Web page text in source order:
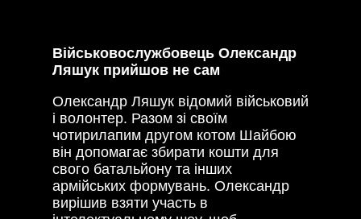
Військовослужбовець Олександр
Ляшук прийшов не сам
Олександр Ляшук відомий військовий
і волонтер. Разом зі своїм
чотирилапим другом котом Шайбою
він допомагає збирати кошти для
свого батальйону та інших
армійських формувань. Олександр
вирішив взяти участь в